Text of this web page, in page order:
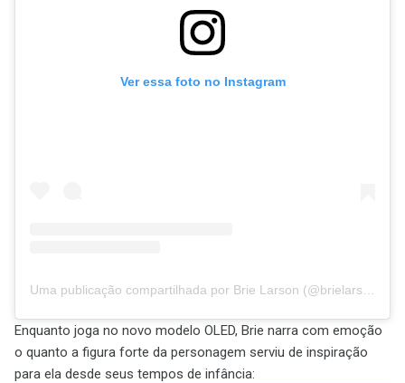
Ver essa foto no Instagram
Enquanto joga no novo modelo OLED, Brie narra com emoção
o quanto a figura forte da personagem serviu de inspiração
para ela desde seus tempos de infância: